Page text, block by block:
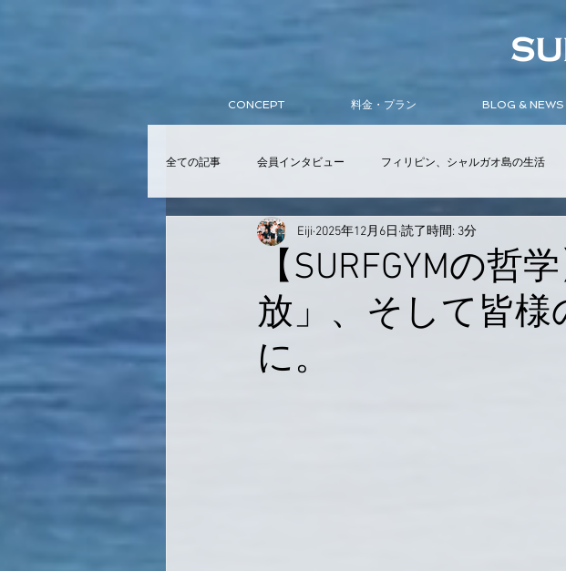
CONCEPT 料金・プラン BLOG & NEWS
全ての記事 会員インタビュー フィリピン、シャルガオ島の生活
サーフィンスクール 入会 アンバサダー
提携スクール Wellness Club
【SURFGYMの
放」、そして皆
に。
Eiji 2025年12月6日 読了時間: 3分